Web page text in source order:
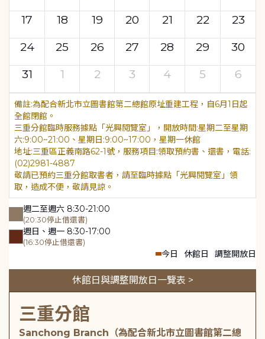
17
18 19 20 21 22
23
24
25 26 27 28 29
30
31
1 2 3 4 5 6
為配合新北市立圖書館第二總館原址重建工程，自6月1日起
全館閉館。
三重分館臨時服務據點「光興閱覽室」，開放時間:星期二至星期
六:9:00~21:00、星期日:9:00~17:00，星期一休館
地址:三重區正義南路62-1號，服務項目:領取預約書、還書，電話:
(02)2981-4887
敬請已預約三重分館取書者，請至臨時據點「光興閱覽室」領
取，造成不便，敬請見諒。
週二至週六 8:30-21:00
(20:30停止借還書)
週日、週一 8:30-17:00
(16:30停止借還書)
今日 休館日 調整開放日
休館日與調整開放日一覽表 >
三重分館
Sanchong Branch（為配合新北市立圖書館第二總